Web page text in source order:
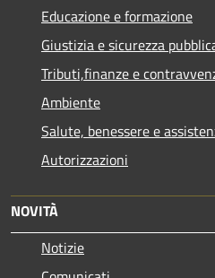
Educazione e formazione
Giustizia e sicurezza
Tributi,finanze e
Ambiente
Salute, benessere e
Autorizzazioni
NOVITÀ
Notizie